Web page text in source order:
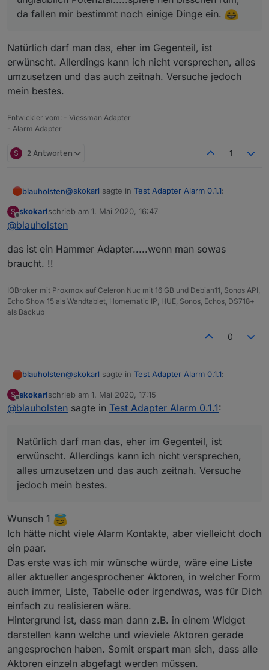
da fallen mir bestimmt noch einige Dinge ein.
Natürlich darf man das, eher im Gegenteil, ist
erwünscht. Allerdings kann ich nicht versprechen, alles
umzusetzen und das auch zeitnah. Versuche jedoch
mein bestes.
Entwickler vom: - Viessman Adapter
- Alarm Adapter
S 2 Antworten 1
blauholsten@skokarl sagte in Test Adapter Alarm 0.1.1:
Darf man noch Wünsche anmelden, der
Adapter hat unglaublich Potenzial.....spiele
Natürlich darf man das, eher im Gegenteil, ist
erwünscht. Allerdings kann ich nicht versprechen,
S
Offline
skokarlschrieb am 1. Mai 2020, 16:47
zuletzt editiert von
@blauholsten
das ist ein Hammer Adapter.....wenn man sowas
braucht. !!
IOBroker mit Proxmox auf Celeron Nuc mit 16 GB und Debian11, Sonos API,
Echo Show 15 als Wandtablet, Homematic IP, HUE, Sonos, Echos, DS718+
als Backup
0
blauholsten@skokarl sagte in Test Adapter Alarm 0.1.1:
@blauholsten
Adapter hat unglaublich Potenzial.....spiele
nen bisschen rum,
da fallen mir bestimmt noch einige Dinge ein.
erwünscht. Allerdings kann ich nicht versprechen,
alles umzusetzen und das auch zeitnah. Versuche
jedoch mein bestes.
S
Offline
skokarlschrieb am 1. Mai 2020, 17:15
zuletzt editiert von
@blauholsten sagte in Test Adapter Alarm 0.1.1:
Natürlich darf man das, eher im Gegenteil, ist
erwünscht. Allerdings kann ich nicht versprechen,
alles umzusetzen und das auch zeitnah. Versuche
jedoch mein bestes.
Wunsch 1
Ich hätte nicht viele Alarm Kontakte, aber vielleicht doch
ein paar.
Das erste was ich mir wünsche würde, wäre eine Liste
aller aktueller angesprochener Aktoren, in welcher Form
auch immer, Liste, Tabelle oder irgendwas, was für Dich
einfach zu realisieren wäre.
Hintergrund ist, dass man dann z.B. in einem Widget
darstellen kann welche und wieviele Aktoren gerade
angesprochen haben. Somit erspart man sich, dass alle
Aktoren einzeln abgefagt werden müssen.